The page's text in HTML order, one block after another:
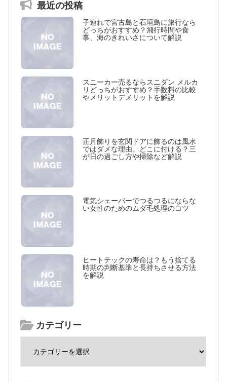
最近の投稿
子連れで宮古島と石垣島に旅行なら
どっちがおすすめ？飛行時間や食
事、海のきれいさについて解説
スニーカー売るならスニダン メルカ
リどっちがおすすめ？手数料の比較
やメリットデメリットを解説
正月飾りを玄関ドアに飾るのは風水
ではダメな理由。どこに付ける？三
が日の過ごし方や掃除など解説
電気シェーバーでつるつるにならな
い女性のためのムダ毛処理のコツ
ヒートテックの寿命は？もう捨てる
時期の判断基準と長持ちさせる方法
を解説
カテゴリー